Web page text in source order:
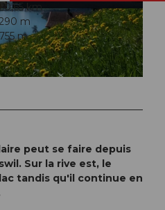
© Obwalden Tourismus, Obwalden Tourismus
km
m
755 m
peut se faire depuis
Sur la rive est, le
tandis qu'il continue en